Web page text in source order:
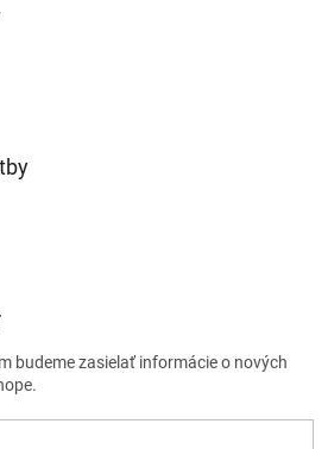
budeme zasielať informácie o nových